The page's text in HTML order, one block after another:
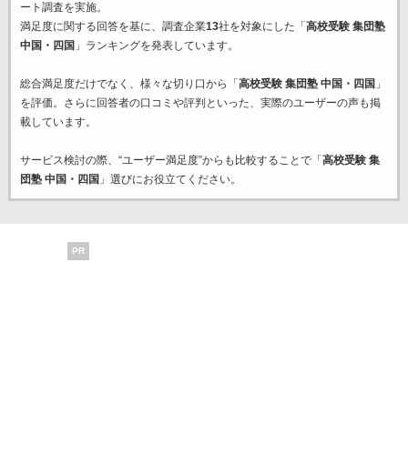
ート調査を実施。
満足度に関する回答を基に、調査企業13社を対象にした「 高校受験 集団塾
中国・四国 」ランキングを発表しています。
総合満足度だけでなく、様々な切り口から「 高校受験 集団塾 中国・四国 」
を評価。さらに回答者の口コミや評判といった、実際のユーザーの声も掲
載しています。
サービス検討の際、“ユーザー満足度”からも比較することで「 高校受験 集
団塾 中国・四国 」選びにお役立てください。
PR